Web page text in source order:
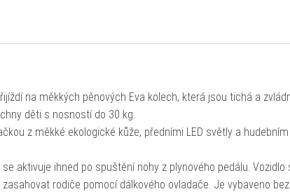
na měkkých pěnových Eva kolech, která jsou tichá a
děti s nosností do 30 kg.
z měkké ekologické kůže, předními LED světly a
aktivuje ihned po spuštění nohy z plynového pedálu.
rodiče pomocí dálkového ovladače. Je vybaveno